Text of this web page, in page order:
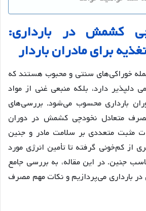
کشمش در بارداری:
برایمادرانباردار
خوراکی‌های سنتی و محبوب هستند که
دلپذیر دارد، بلکه منبعی غنی از مواد
بارداری محسوب می‌شود. بررسی‌های
متعادل نخودچی کشمش در دوران
مثبت متعددی بر سلامت مادر و جنین
از کم‌خونی گرفته تا تأمین انرژی مورد
جنین. در این مقاله، به بررسی جامع
بارداری می‌پردازیم و نکات مهم مصرف